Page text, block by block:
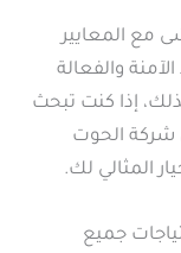
مع المعايير
والفعالة
إذا كنت تبحث
شركة الحوت
المثالي لك.
جميع